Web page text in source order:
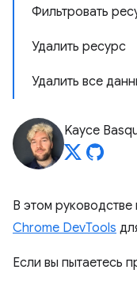
Фильтровать
Удалить ресурс
Удалить все
Kayce
В этом руководстве
Chrome DevTools
Если вы пытаетесь